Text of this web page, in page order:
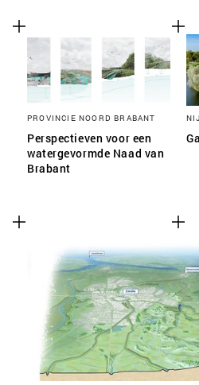
PROVINCIE NOORD BRABANT
Perspectieven voor een
watergevormde Naad van
Brabant